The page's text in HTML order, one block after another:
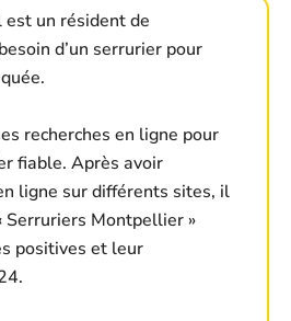
est un résident de
d’un serrurier pour
recherches en ligne pour
fiable. Après avoir
ligne sur différents sites, il
Serruriers Montpellier »
positives et leur